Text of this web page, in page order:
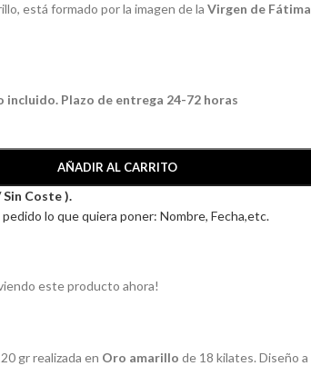
está formado por la imagen de la Virgen de Fátima
incluido. Plazo de entrega 24-72 horas
AÑADIR AL CARRITO
Coste ).
lo que quiera poner: Nombre, Fecha,etc.
este producto ahora!
gr realizada en Oro amarillo de 18 kilates. Diseño a